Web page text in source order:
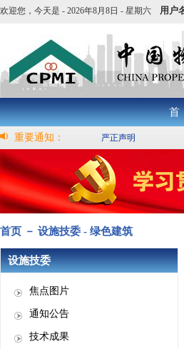
欢迎您， 今天是 - 2026年8月8日 - 星期六 用户
首
重要通知： 严正声明
首页 － 设施技委 - 绿色建筑
设施技委
焦点图片
通知公告
技术成果